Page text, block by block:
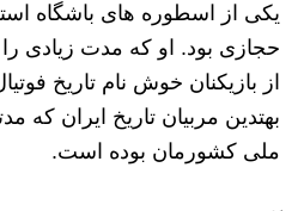
یکی از اسطوره های باشگاه
حجازی بود. او که مدت زیادی را
از بازیکنان خوش نام تاریخ
بهتدین مربیان تاریخ ایران که
ملی کشورمان بوده است.